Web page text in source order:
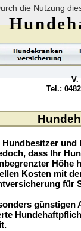
die Nutzung
und
dass Ihr
Höhe
Kosten mit
für
günstigen
V.
Tel.: